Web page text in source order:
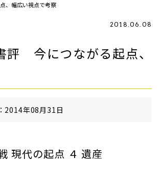
、幅広い視点で考察
2018.06.08
評 今につながる起点、
2014年08月31日
現代の起点 ４ 遺産